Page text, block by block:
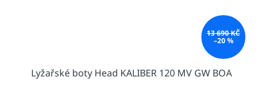
13 690 KČ
–20 %
Lyžařské boty Head KALIBER 120 MV GW BOA